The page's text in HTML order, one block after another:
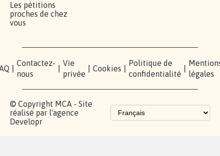
Les pétitions
proches de chez
vous
Contactez-
nous
Vie
privée
Cookies
Politique de
confidentialité
légales
© Copyright MCA - Site
réalisé par l'agence
Developr